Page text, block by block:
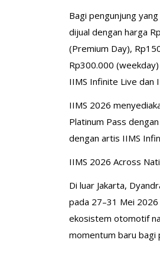
Bagi pengunjung
dijual dengan harga
(Premium Day),
Rp300.000
IIMS Infinite Live dan
IIMS 2026
Platinum Pass
dengan artis IIMS
IIMS 2026 Across
Di luar Jakarta,
pada 27–31 Mei 2026
ekosistem otomotif
momentum baru bagi